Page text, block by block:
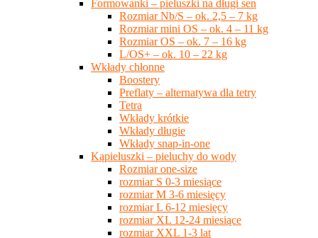
Formowanki – pieluszki na długi sen
Rozmiar Nb/S – ok. 2,5 – 7 kg
Rozmiar mini OS – ok. 4 – 11 kg
Rozmiar OS – ok. 7 – 16 kg
L/OS+ – ok. 10 – 22 kg
Wkłady chłonne
Boostery
Preflaty – alternatywa dla tetry
Tetra
Wkłady krótkie
Wkłady długie
Wkłady snap-in-one
Kąpieluszki – pieluchy do wody
Rozmiar one-size
rozmiar S 0-3 miesiące
rozmiar M 3-6 miesięcy
rozmiar L 6-12 miesięcy
rozmiar XL 12-24 miesiące
rozmiar XXL 1-3 lat